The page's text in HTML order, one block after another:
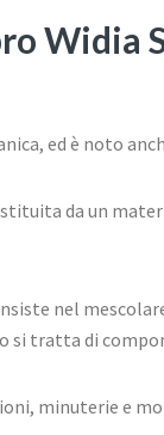
Widia
ed è noto
da un
nel
tratta di
minuterie e